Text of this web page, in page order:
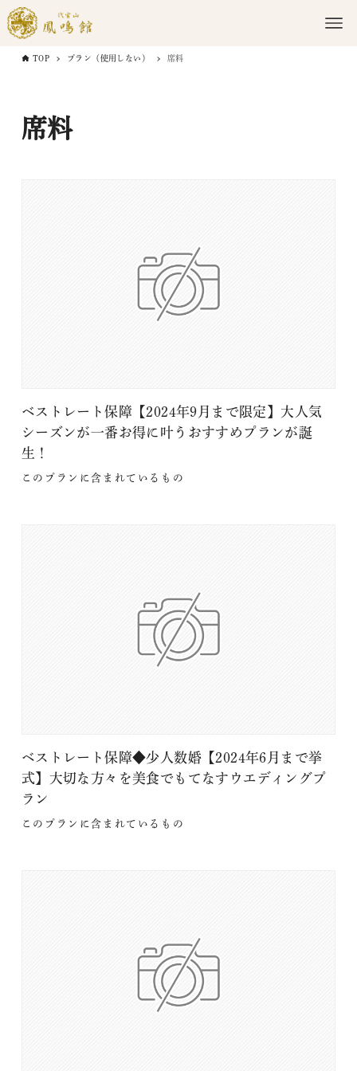
TOP プラン（使用しない） 席料
席料
ベストレート保障【2024年9月まで限定】大人気
シーズンが一番お得に叶うおすすめプランが誕
生！
このプランに含まれているもの
ベストレート保障◆少人数婚【2024年6月まで挙
式】大切な方々を美食でもてなすウエディングプ
ラン
このプランに含まれているもの